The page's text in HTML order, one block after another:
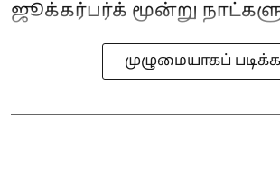
ஜூக்கர்பர்க் மூன்று
முழுமையாகப் படிக்க